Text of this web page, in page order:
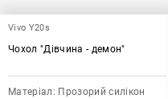
Vivo Y20s
Чохол "Дівчина - демон"
Матеріал: Прозорий силікон